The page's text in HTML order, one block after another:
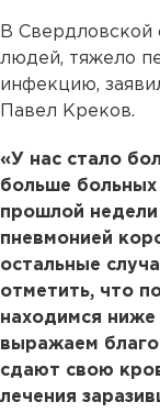
В Свердловской
людей, тяжело
инфекцию,
Павел Креков.
«У нас стало
больше больных
прошлой
пневмонией
остальные
отметить, что
находимся
выражаем
сдают свою
лечения